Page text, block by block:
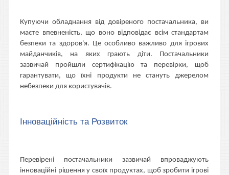
Купуючи обладнання від довіреного постачальника, ви
маєте впевненість, що воно відповідає всім стандартам
безпеки та здоров'я. Це особливо важливо для ігрових
майданчиків, на яких грають діти. Постачальники
зазвичай пройшли сертифікацію та перевірки, щоб
гарантувати, що їхні продукти не стануть джерелом
небезпеки для користувачів.
Інноваційність та Розвиток
Перевірені постачальники зазвичай впроваджують
інноваційні рішення у своїх продуктах, щоб зробити ігрові